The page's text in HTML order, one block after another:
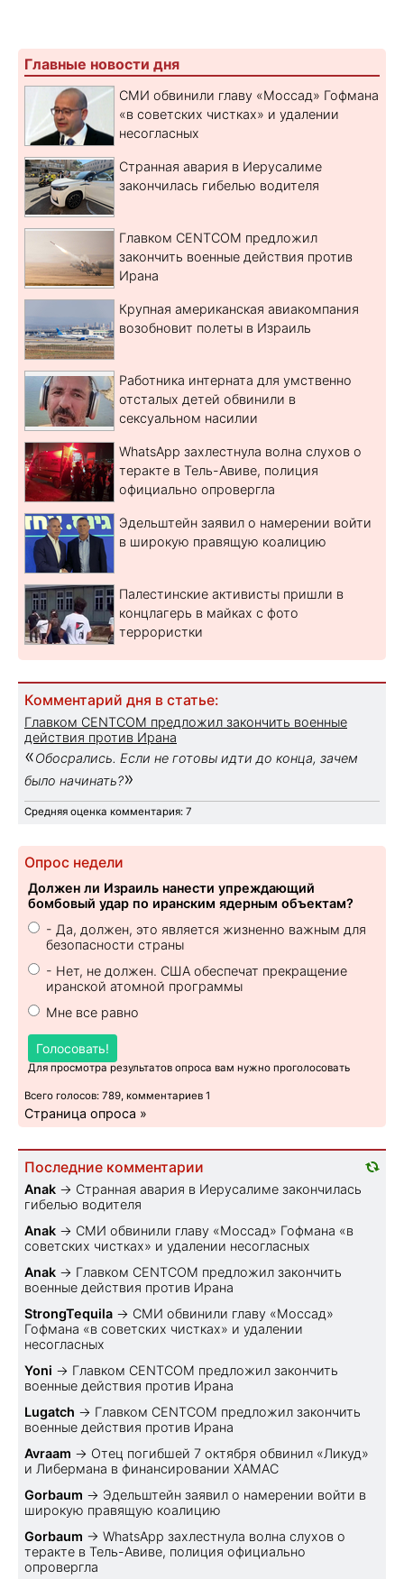
Главные новости дня
СМИ обвинили главу «Моссад» Гофмана
«в советских чистках» и удалении
несогласных
Странная авария в Иерусалиме
закончилась гибелью водителя
Главком CENTCOM предложил
закончить военные действия против
Ирана
Крупная американская авиакомпания
возобновит полеты в Израиль
Работника интерната для умственно
отсталых детей обвинили в
сексуальном насилии
WhatsApp захлестнула волна слухов о
теракте в Тель-Авиве, полиция
официально опровергла
Эдельштейн заявил о намерении войти
в широкую правящую коалицию
Палестинские активисты пришли в
концлагерь в майках с фото
террористки
Комментарий дня в статье:
Главком CENTCOM предложил закончить военные
действия против Ирана
«Обосрались. Если не готовы идти до конца, зачем
было начинать?»
Средняя оценка комментария: 7
Опрос недели
Должен ли Израиль нанести упреждающий
бомбовый удар по иранским ядерным объектам?
- Да, должен, это является жизненно важным для
безопасности страны
- Нет, не должен. США обеспечат прекращение
иранской атомной программы
Мне все равно
Голосовать!
Для просмотра результатов опроса вам нужно проголосовать
Всего голосов: 789, комментариев 1
Страница опроса »
Последние комментарии
Anak → Странная авария в Иерусалиме закончилась
гибелью водителя
Anak → СМИ обвинили главу «Моссад» Гофмана «в
советских чистках» и удалении несогласных
Anak → Главком CENTCOM предложил закончить
военные действия против Ирана
StrongTequila → СМИ обвинили главу «Моссад»
Гофмана «в советских чистках» и удалении
несогласных
Yoni → Главком CENTCOM предложил закончить
военные действия против Ирана
Lugatch → Главком CENTCOM предложил закончить
военные действия против Ирана
Avraam → Отец погибшей 7 октября обвинил «Ликуд»
и Либермана в финансировании ХАМАС
Gorbaum → Эдельштейн заявил о намерении войти в
широкую правящую коалицию
Gorbaum → WhatsApp захлестнула волна слухов о
теракте в Тель-Авиве, полиция официально
опровергла